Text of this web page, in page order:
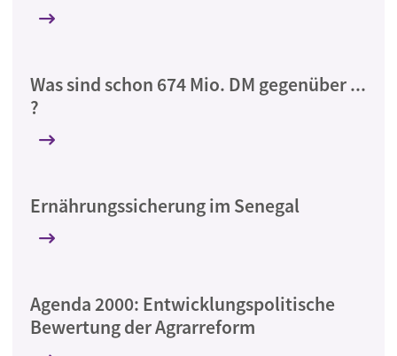
Was sind schon 674 Mio. DM gegenüber ...
?
Ernährungssicherung im Senegal
Agenda 2000: Entwicklungspolitische
Bewertung der Agrarreform